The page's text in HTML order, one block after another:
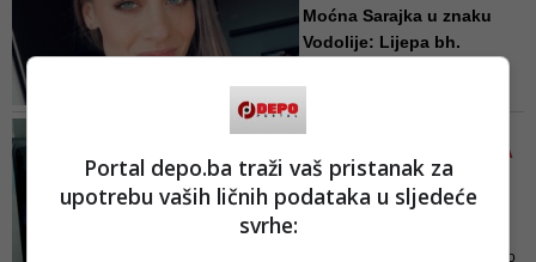
Moćna Sarajka u znaku
Vodolije: Lijepa bh.
predstavljamo na najbolji mogući
način na evropskoj sceni gdje joj
je i mjesto. U jedinstvu je naša
USPJEHA BH. KOŠARKAŠICA
Emotivni doček 'Zmajica'
na aerodromu: Suze,
“Zmajice” su osvojile peto mjesto
Portal depo.ba traži vaš pristanak za
upotrebu vaših ličnih podataka u sljedeće
svrhe: